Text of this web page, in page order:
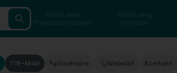
Fannt een
Professionnellen
Fannt eng
Persoun
E-Mail Itinéraire Websäit Kontakt